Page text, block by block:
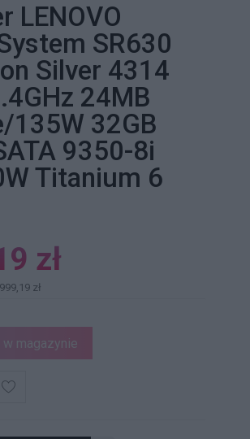
LENOVO
SR630
Silver 4314
24MB
135W 32GB
9350-8i
Titanium 6
zł
zł
w magazynie